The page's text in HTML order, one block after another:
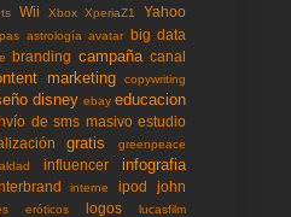
Wii Xbox XperiaZ1 Yahoo
astrología avatar big data
branding campaña canal
marketing copywriting
disney ebay educacion
de sms masivo estudio
gratis greenpeace
influencer
infografia
interne ipod
john
eróticos logos lucasfilm